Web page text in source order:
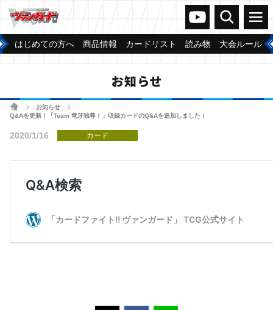
ヴァンガードch
検索 メニュー
はじめての方へ 商品情報 カードリスト 読み物 大会ルール
お知らせ
ホームお知らせ
Q&Aを更新！「Team 竜牙独尊！」収録カードのQ&Aを追加しました！
2020/1/16 カード